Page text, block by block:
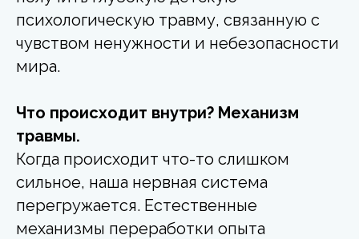
психологическую травму, связанную с
чувством ненужности и небезопасности
мира.
Что происходит внутри? Механизм
травмы.
Когда происходит что-то слишком
сильное, наша нервная система
перегружается. Естественные
механизмы переработки опыта